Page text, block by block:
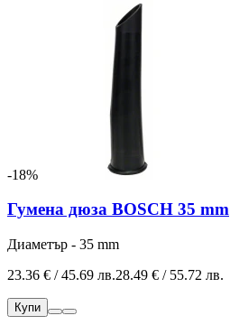
-18%
Гумена дюза BOSCH 35 mm
Диаметър - 35 mm
23.36 € / 45.69 лв.28.49 € / 55.72 лв.
Купи